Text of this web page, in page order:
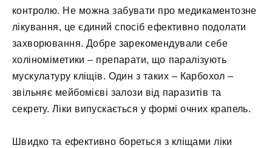
контролю. Не можна забувати про медикаментозне
лікування, це єдиний спосіб ефективно подолати
захворювання. Добре зарекомендували себе
холіноміметики – препарати, що паралізують
мускулатуру кліщів. Один з таких – Карбохол –
звільняє мейбомієві залози від паразитів та
секрету. Ліки випускається у формі очних крапель.
Швидко та ефективно бореться з кліщами ліки